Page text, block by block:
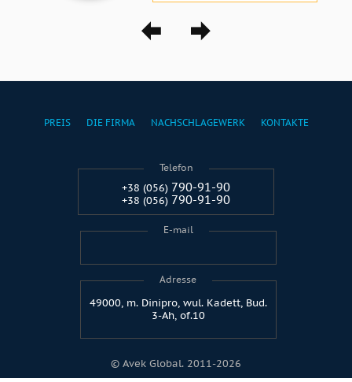
© Avek Global. 2011-2026
PREIS DIE FIRMA NACHSCHLAGEWERK KONTAKTE
Telefon
+38 (056) 790-91-90
+38 (056) 790-91-90
E-mail
Adresse
49000, m. Dinipro, wul. Kadett, Bud.
3-Ah, of.10